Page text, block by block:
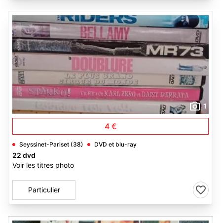
1
4 €
Seyssinet-Pariset (38) DVD et blu-ray
22 dvd
Voir les titres photo
Particulier